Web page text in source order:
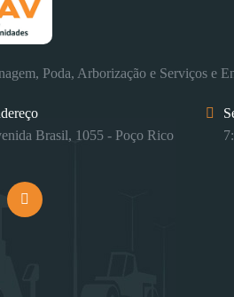
Poda, Arborização e Serviços e
Brasil, 1055 - Poço Rico